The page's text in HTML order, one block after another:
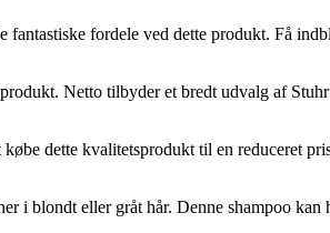
fordele ved dette produkt. Få
Netto tilbyder et bredt udvalg af
dette kvalitetsprodukt til en reduceret
i blondt eller gråt hår. Denne shampoo